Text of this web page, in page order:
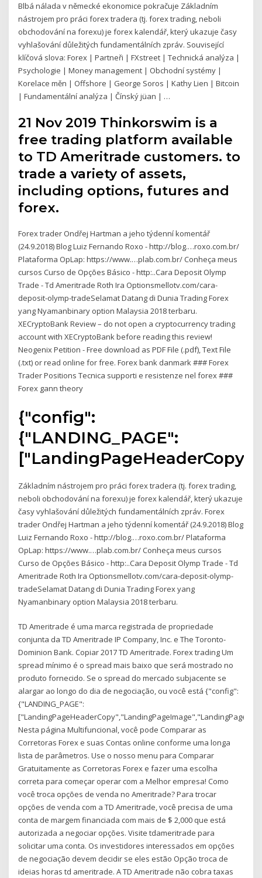
Blbá nálada v německé ekonomice pokračuje Základním
nástrojem pro práci forex tradera (tj. forex trading, neboli
obchodování na forexu) je forex kalendář, který ukazuje časy
vyhlašování důležitých fundamentálních zpráv. Související
klíčová slova: Forex | Partneři | FXstreet | Technická analýza |
Psychologie | Money management | Obchodní systémy |
Korelace měn | Offshore | George Soros | Kathy Lien | Bitcoin
| Fundamentální analýza | Čínský jüan | …
21 Nov 2019 Thinkorswim is a
free trading platform available
to TD Ameritrade customers. to
trade a variety of assets,
including options, futures and
forex.
Forex trader Ondřej Hartman a jeho týdenní komentář
(24.9.2018) Blog Luiz Fernando Roxo - http://blog.…roxo.com.br/
Plataforma OpLap: https://www.…plab.com.br/ Conheça meus
cursos Curso de Opções Básico - http:..Cara Deposit Olymp
Trade - Td Ameritrade Roth Ira Optionsmellotv.com/cara-
deposit-olymp-tradeSelamat Datang di Dunia Trading Forex
yang Nyamanbinary option Malaysia 2018 terbaru.
XECryptoBank Review – do not open a cryptocurrency trading
account with XECryptoBank before reading this review!
Neogenix Petition - Free download as PDF File (.pdf), Text File
(.txt) or read online for free. Forex bank danmark ### Forex
Trader Positions Tecnica supporti e resistenze nel forex ###
Forex gann theory
{"config":
{"LANDING_PAGE":
Základním nástrojem pro práci forex tradera (tj. forex trading,
neboli obchodování na forexu) je forex kalendář, který ukazuje
časy vyhlašování důležitých fundamentálních zpráv. Forex
trader Ondřej Hartman a jeho týdenní komentář (24.9.2018) Blog
Luiz Fernando Roxo - http://blog.…roxo.com.br/ Plataforma
OpLap: https://www.…plab.com.br/ Conheça meus cursos
Curso de Opções Básico - http:..Cara Deposit Olymp Trade - Td
Ameritrade Roth Ira Optionsmellotv.com/cara-deposit-olymp-
tradeSelamat Datang di Dunia Trading Forex yang
Nyamanbinary option Malaysia 2018 terbaru.
TD Ameritrade é uma marca registrada de propriedade
conjunta da TD Ameritrade IP Company, Inc. e The Toronto-
Dominion Bank. Copiar 2017 TD Ameritrade. Forex trading Um
spread mínimo é o spread mais baixo que será mostrado no
produto fornecido. Se o spread do mercado subjacente se
alargar ao longo do dia de negociação, ou você está {"config":
{"LANDING_PAGE":
Nesta página Multifuncional, você pode Comparar as
Corretoras Forex e suas Contas online conforme uma longa
lista de parâmetros. Use o nosso menu para Comparar
Gratuitamente as Corretoras Forex e fazer uma escolha
correta para começar operar com a Melhor empresa! Como
você troca opções de venda no Ameritrade? Para trocar
opções de venda com a TD Ameritrade, você precisa de uma
conta de margem financiada com mais de $ 2,000 que está
autorizada a negociar opções. Visite tdameritrade para
solicitar uma conta. Os investidores interessados em opções
de negociação devem decidir se eles estão Opção troca de
ideias horas td ameritrade. A TD Ameritrade não cobra taxas